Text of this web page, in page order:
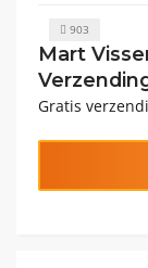
903
Mart
Gratis